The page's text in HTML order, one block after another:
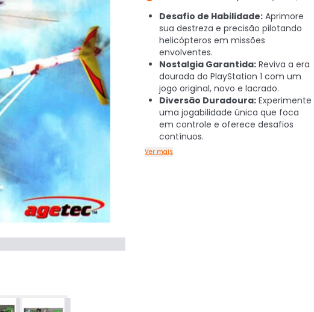
Desafio de Habilidade: Aprimore
sua destreza e precisão pilotando
helicópteros em missões
envolventes.
Nostalgia Garantida: Reviva a era
dourada do PlayStation 1 com um
jogo original, novo e lacrado.
Diversão Duradoura: Experimente
uma jogabilidade única que foca
em controle e oferece desafios
contínuos.
Ver mais